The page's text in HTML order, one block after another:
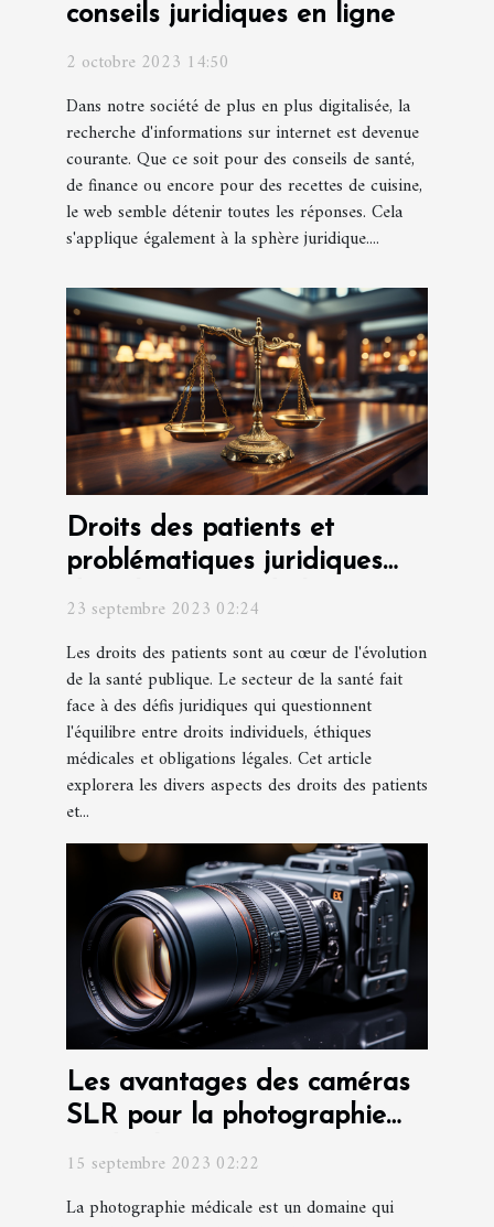
conseils juridiques en ligne
2 octobre 2023 14:50
Dans notre société de plus en plus digitalisée, la
recherche d'informations sur internet est devenue
courante. Que ce soit pour des conseils de santé,
de finance ou encore pour des recettes de cuisine,
le web semble détenir toutes les réponses. Cela
s'applique également à la sphère juridique....
Droits des patients et
problématiques juridiques
23 septembre 2023 02:24
Les droits des patients sont au cœur de l'évolution
de la santé publique. Le secteur de la santé fait
face à des défis juridiques qui questionnent
l'équilibre entre droits individuels, éthiques
médicales et obligations légales. Cet article
explorera les divers aspects des droits des patients
et...
Les avantages des caméras
SLR pour la photographie
médicale
15 septembre 2023 02:22
La photographie médicale est un domaine qui